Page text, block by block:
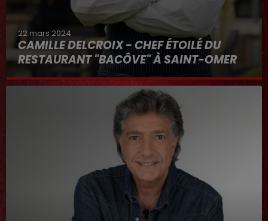
22 mars 2024
CAMILLE DELCROIX - CHEF ÉTOILÉ DU
RESTAURANT "BACÔVE" À SAINT-OMER
Au micro d'Hervé dans "RDL ET VOUS"